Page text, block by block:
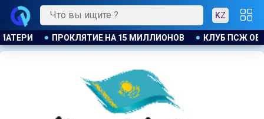
KZ
ОБ ОТКРЫТИИ СВОЕЙ ФУТБОЛЬНОЙ АКАДЕМИИ В